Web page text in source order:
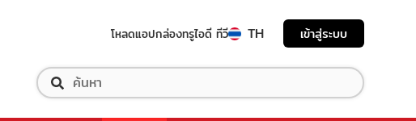
โหลดแอปกล่องทรูไอดี ทีวี TH เข้าสู่ระบบ